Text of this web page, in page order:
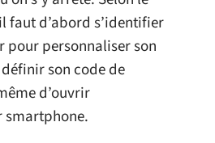
d’abord s’identifier
pour personnaliser son
son code de
d’ouvrir
smartphone.